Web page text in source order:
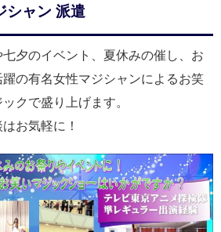
シャン 派遣
夕のイベント、夏休みの催し、お
の有名女性マジシャンによるお笑
クで盛り上げます。
お気軽に！